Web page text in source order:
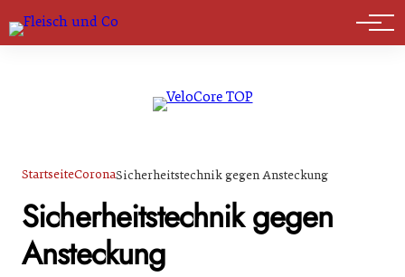
Marktführer
StartseiteCoronaSicherheitstechnik gegen Ansteckung
Sicherheitstechnik gegen
Ansteckung